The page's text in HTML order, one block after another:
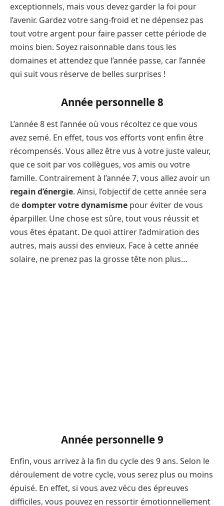
exceptionnels, mais vous devez garder la foi pour
l’avenir. Gardez votre sang-froid et ne dépensez pas
tout votre argent pour faire passer cette période de
moins bien. Soyez raisonnable dans tous les
domaines et attendez que l’année passe, car l’année
qui suit vous réserve de belles surprises !
Année personnelle 8
L’année 8 est l’année où vous récoltez ce que vous
avez semé. En effet, tous vos efforts vont enfin être
récompensés. Vous allez être vus à votre juste valeur,
que ce soit par vos collègues, vos amis ou votre
famille. Contrairement à l’année 7, vous allez avoir un
regain d’énergie. Ainsi, l’objectif de cette année sera
dedompter votre dynamisme pour éviter de vous
éparpiller. Une chose est sûre, tout vous réussit et
vous êtes épatant. De quoi attirer l’admiration des
autres, mais aussi des envieux. Face à cette année
solaire, ne prenez pas la grosse tête non plus…
Année personnelle 9
Enfin, vous arrivez à la fin du cycle des 9 ans. Selon le
déroulement de votre cycle, vous serez plus ou moins
épuisé. En effet, si vous avez vécu des épreuves
difficiles, vous pouvez en ressortir émotionnellement